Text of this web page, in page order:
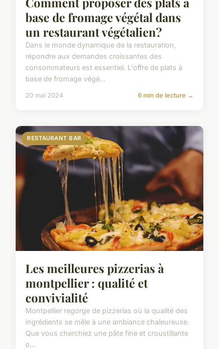
base de fromage végétal dans
un restaurant végétalien?
Dans le monde dynamique de la restauration,
répondre aux demandes croissantes des
consommateurs est essentiel. L'offre de plats à
base de fromage végé...
20 mai 2024 6 min de lecture →
RESTAURANT BAR
Les meilleures pizzerias à
montpellier : qualité et
convivialité
Montpellier regorge de pizzerias où la qualité des
ingrédients se mêle à une ambiance chaleureuse.
Que vous cherchiez une pâte fine et croustillante
o...